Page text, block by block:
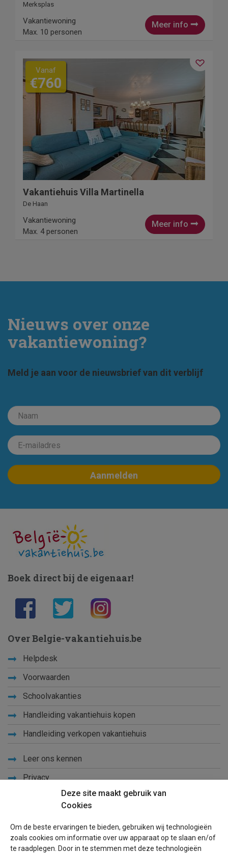
Merksplas
Meer info
Vakantiewoning
Max. 10 personen
Vanaf
€760
Vakantiehuis Villa Martinella
De Haan
Meer info
Vakantiewoning
Max. 4 personen
Nieuws over onze
vakantiewoning?
Meld je aan voor de nieuwsbrief van dit verblijf
Deze site maakt gebruik van
Cookies
Om de beste ervaringen te bieden, gebruiken wij technologieën
zoals cookies om informatie over uw apparaat op te slaan en/of
te raadplegen. Door in te stemmen met deze technologieën
Boek direct bij de eigenaar!
Over Belgie-vakantiehuis.be
Helpdesk
Voorwaarden
Schoolvakanties
Handleiding vakantiehuis kopen
Handleiding verkopen vakantiehuis
Leer ons kennen
Privacy
Blog